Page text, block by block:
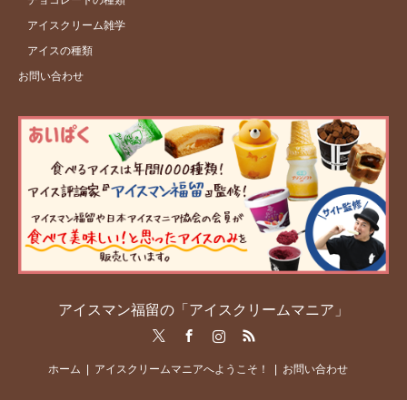
アイスクリーム雑学
アイスの種類
お問い合わせ
アイスマン福留の「アイスクリームマニア」
RSS
ホーム アイスクリームマニアへようこそ！ お問い合わせ